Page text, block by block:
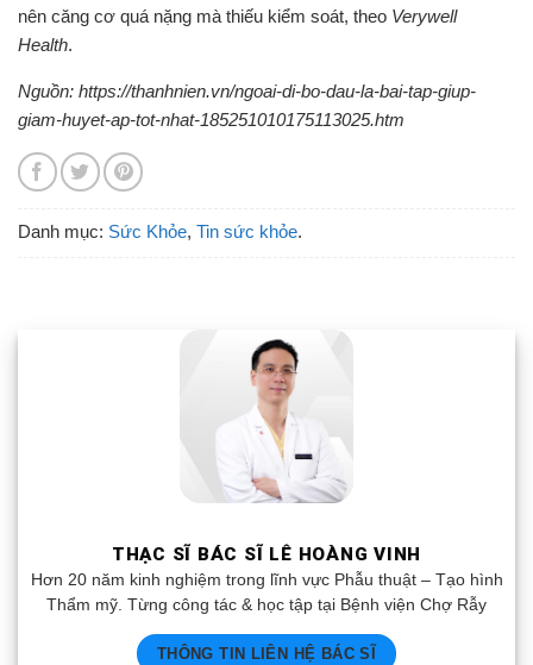
nên căng cơ quá nặng mà thiếu kiểm soát, theo Verywell
Health.
Nguồn: https://thanhnien.vn/ngoai-di-bo-dau-la-bai-tap-giup-
giam-huyet-ap-tot-nhat-185251010175113025.htm
Danh mục: Sức Khỏe, Tin sức khỏe.
THẠC SĨ BÁC SĨ LÊ HOÀNG VINH
Hơn 20 năm kinh nghiệm trong lĩnh vực Phẫu thuật – Tạo hình
Thẩm mỹ. Từng công tác & học tập tại Bệnh viện Chợ Rẫy
THÔNG TIN LIÊN HỆ BÁC SĨ